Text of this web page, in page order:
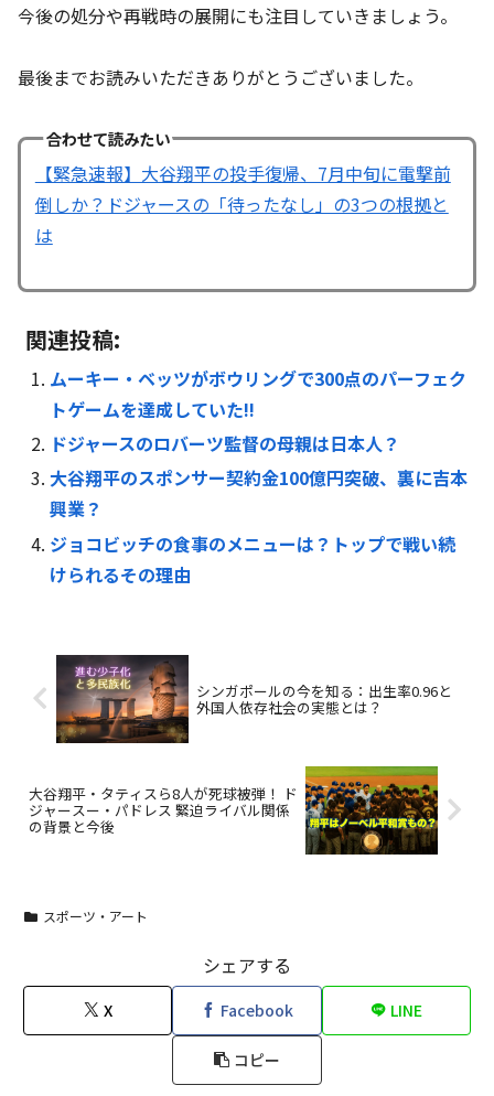
今後の処分や再戦時の展開にも注目していきましょう。
最後までお読みいただきありがとうございました。
合わせて読みたい
【緊急速報】大谷翔平の投手復帰、7月中旬に電撃前
倒しか？ドジャースの「待ったなし」の3つの根拠と
は
関連投稿:
ムーキー・ベッツがボウリングで300点のパーフェク
トゲームを達成していた!!
ドジャースのロバーツ監督の母親は日本人？
大谷翔平のスポンサー契約金100億円突破、裏に吉本
興業？
ジョコビッチの食事のメニューは？トップで戦い続
けられるその理由
シンガポールの今を知る：出生率0.96と
外国人依存社会の実態とは？
大谷翔平・タティスら8人が死球被弾！ ド
ジャースー・パドレス 緊迫ライバル関係
の背景と今後
スポーツ・アート
シェアする
X Facebook LINE
コピー